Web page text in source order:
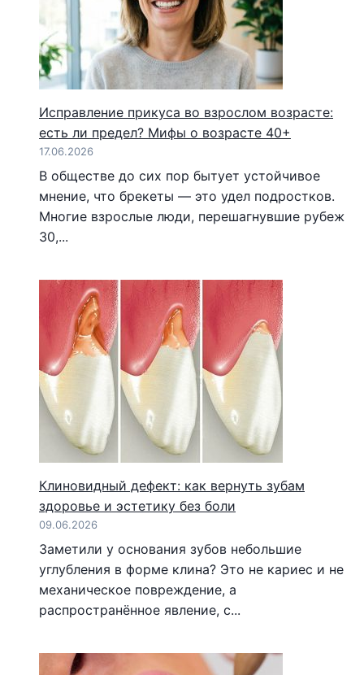
Исправление прикуса во взрослом возрасте:
есть ли предел? Мифы о возрасте 40+
17.06.2026
В обществе до сих пор бытует устойчивое
мнение, что брекеты — это удел подростков.
Многие взрослые люди, перешагнувшие рубеж
30,...
Клиновидный дефект: как вернуть зубам
здоровье и эстетику без боли
09.06.2026
Заметили у основания зубов небольшие
углубления в форме клина? Это не кариес и не
механическое повреждение, а
распространённое явление, с...